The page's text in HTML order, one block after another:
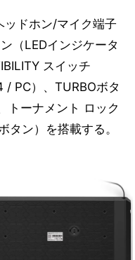
ドホン/マイク端子
（LEDインジケータ
スイッチ
PC）、TURBOボタ
トーナメント ロック
タン）を搭載する。